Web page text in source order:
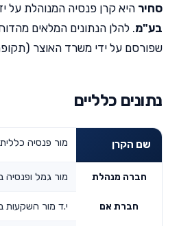
סחיר היא קרן פנסיה המנוהלת על
בע"מ. להלן הנתונים המלאים
שפורסם על ידי משרד האוצר (תקופת דיווח
נתונים כלליים
שם הקרן מור פנסיה
חברה מנהלת מור גמל ופנסיה
חברת אם י.ד מור השקעות